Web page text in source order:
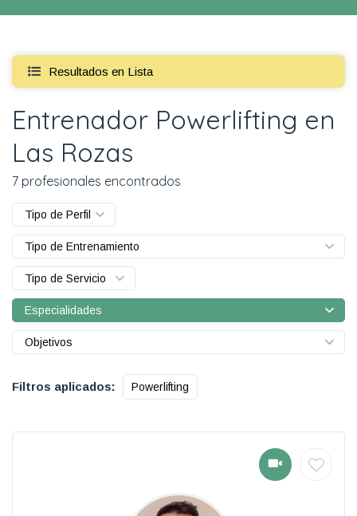
Resultados en Lista
Entrenador Powerlifting en
Las Rozas
7 profesionales encontrados
Tipo de Perfil
Tipo de Entrenamiento
Tipo de Servicio
Especialidades
Objetivos
Filtros aplicados: Powerlifting